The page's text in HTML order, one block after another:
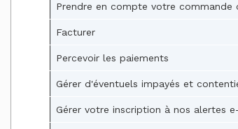
Prendre en compte votre
Facturer
Percevoir les paiements
Gérer d'éventuels impayés et
Gérer votre inscription à nos alertes